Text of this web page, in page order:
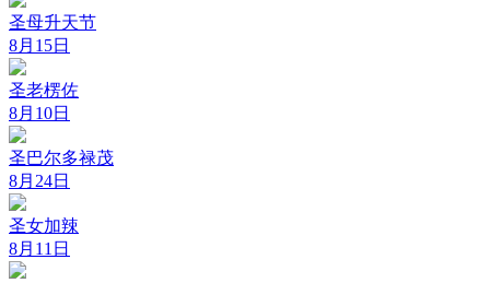
圣母升天节
8月15日
圣老楞佐
8月10日
圣巴尔多禄茂
8月24日
圣女加辣
8月11日